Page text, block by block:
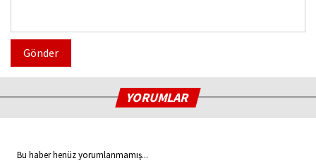
Gönder
YORUMLAR
Bu haber henüz yorumlanmamış...